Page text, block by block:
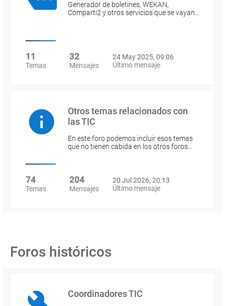
Generador de boletines, WEKAN,
Comparti2 y otros servicios que se vayan…
11
Temas
32
Mensajes
24 May 2025, 09:06
Último mensaje
Otros temas relacionados con
las TIC
En este foro podemos incluir esos temas
que no tienen cabida en los otros foros…
74
Temas
204
Mensajes
20 Jul 2026, 20:13
Último mensaje
Foros históricos
Coordinadores TIC